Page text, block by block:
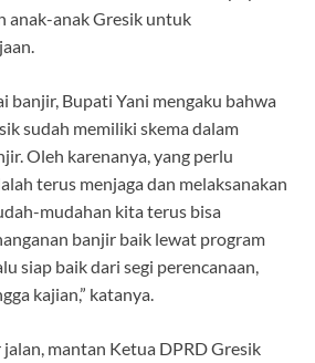
anak-anak Gresik untuk
banjir, Bupati Yani mengaku bahwa
sudah memiliki skema dalam
Oleh karenanya, yang perlu
terus menjaga dan melaksanakan
mudahan kita terus bisa
banjir baik lewat program
siap baik dari segi perencanaan,
kajian,” katanya.
mantan Ketua DPRD Gresik